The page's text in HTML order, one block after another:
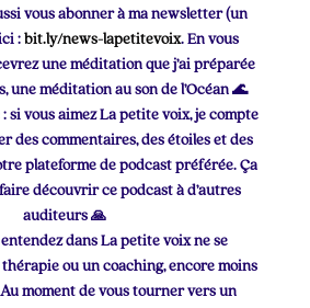
vous abonner à ma newsletter (un
: bit.ly/news-lapetitevoix. En vous
une méditation que j’ai préparée
une méditation au son de l’Océan 🌊
si vous aimez La petite voix, je compte
des commentaires, des étoiles et des
plateforme de podcast préférée. Ça
découvrir ce podcast à d’autres
auditeurs 🙏
entendez dans La petite voix ne se
ou un coaching, encore moins
moment de vous tourner vers un